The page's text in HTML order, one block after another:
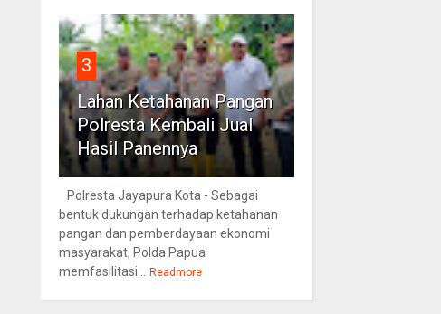
3
Lahan Ketahanan Pangan
Polresta Kembali Jual
Hasil Panennya
Polresta Jayapura Kota - Sebagai
bentuk dukungan terhadap ketahanan
pangan dan pemberdayaan ekonomi
masyarakat, Polda Papua
memfasilitasi...
Readmore